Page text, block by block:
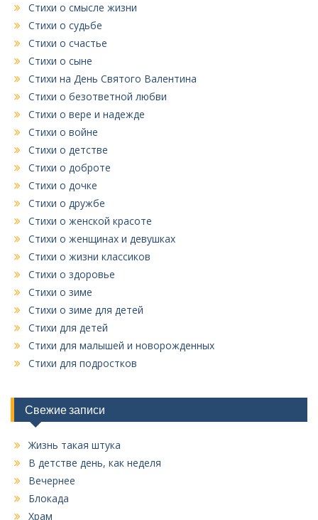
Стихи о смысле жизни
Стихи о судьбе
Стихи о счастье
Стихи о сыне
Стихи на День Святого Валентина
Стихи о безответной любви
Стихи о вере и надежде
Стихи о войне
Стихи о детстве
Стихи о доброте
Стихи о дочке
Стихи о дружбе
Стихи о женской красоте
Стихи о женщинах и девушках
Стихи о жизни классиков
Стихи о здоровье
Стихи о зиме
Стихи о зиме для детей
Стихи для детей
Стихи для малышей и новорожденных
Стихи для подростков
Свежие записи
Жизнь такая штука
В детстве день, как неделя
Вечернее
Блокада
Храм